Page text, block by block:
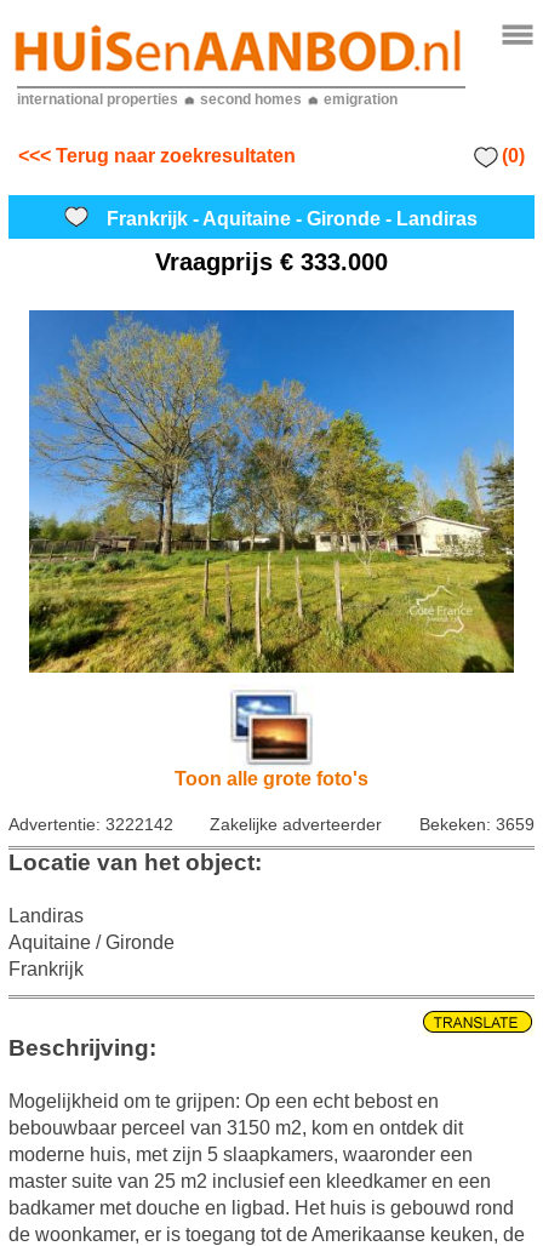
international properties second homes emigration
<<< Terug naar zoekresultaten (0)
Frankrijk - Aquitaine - Gironde - Landiras
Vraagprijs € 333.000
Toon alle grote foto's
Advertentie: 3222142 Zakelijke adverteerder Bekeken: 3659
Locatie van het object:
Landiras
Aquitaine / Gironde
Frankrijk
Beschrijving:
Mogelijkheid om te grijpen: Op een echt bebost en
bebouwbaar perceel van 3150 m2, kom en ontdek dit
moderne huis, met zijn 5 slaapkamers, waaronder een
master suite van 25 m2 inclusief een kleedkamer en een
badkamer met douche en ligbad. Het huis is gebouwd rond
de woonkamer, er is toegang tot de Amerikaanse keuken, de